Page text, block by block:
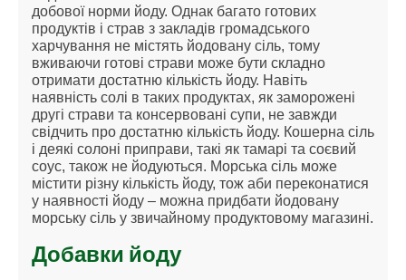
добової норми йоду. Однак багато готових
продуктів і страв з закладів громадського
харчування не містять йодовану сіль, тому
вживаючи готові страви може бути складно
отримати достатню кількість йоду. Навіть
наявність солі в таких продуктах, як заморожені
другі страви та консервовані супи, не завжди
свідчить про достатню кількість йоду. Кошерна сіль
і деякі солоні приправи, такі як тамарі та соєвий
соус, також не йодуються. Морська сіль може
містити різну кількість йоду, тож аби переконатися
у наявності йоду – можна придбати йодовану
морську сіль у звичайному продуктовому магазині.
Добавки йоду